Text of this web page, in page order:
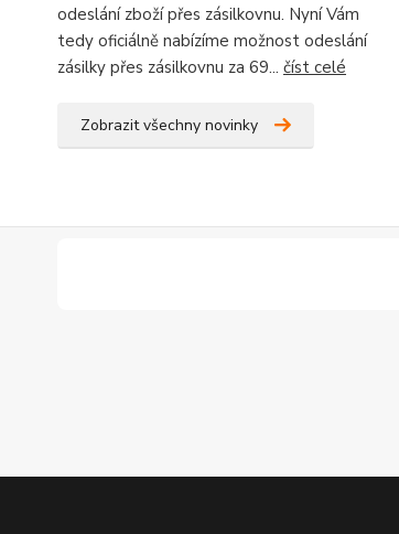
odeslání zboží přes zásilkovnu. Nyní Vám
tedy oficiálně nabízíme možnost odeslání
zásilky přes zásilkovnu za 69... číst celé
Zobrazit všechny novinky